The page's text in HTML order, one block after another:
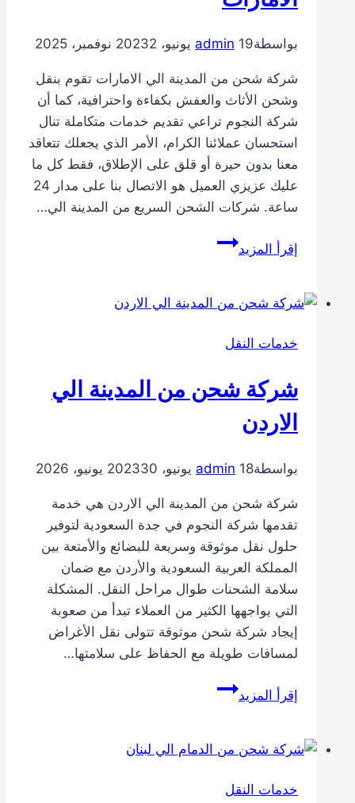
بواسطة admin 19 يونيو، 2023 2 نوفمبر، 2025
شركة شحن من المدينة الي الامارات تقوم بنقل
وشحن الأثاث والعفش بكفاءة واحترافية، كما أن
شركة النجوم تراعي تقديم خدمات متكاملة تنال
استحسان عملائنا الكرام، الأمر الذي يجعلك تتعاقد
معنا بدون حيرة أو قلق على الإطلاق، فقط كل ما
عليك عزيزي العميل هو الاتصال بنا على مدار 24
ساعة. شركات الشحن السريع من المدينة الي…
إقرأ المزيدشركة
المدينة
الاماراتخدمات النقل
شركة شحن من المدينة الي
الاردن
بواسطة admin 18 يونيو، 2023 30 يونيو، 2026
شركة شحن من المدينة الي الاردن هي خدمة
تقدمها شركة النجوم في جدة السعودية لتوفير
حلول نقل موثوقة وسريعة للبضائع والأمتعة بين
المملكة العربية السعودية والأردن مع ضمان
سلامة الشحنات طوال مراحل النقل. المشكلة
التي يواجهها الكثير من العملاء تبدأ من صعوبة
إيجاد شركة شحن موثوقة تتولى نقل الأغراض
لمسافات طويلة مع الحفاظ على سلامتها…
إقرأ المزيدشركة
المدينة
الاردنخدمات النقل